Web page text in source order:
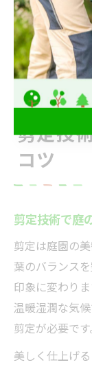
気に育ち続け
で庭を楽しめ
による定期的
ンを長く楽し
剪定技
コツ
剪定技術で庭
剪定は庭園の
葉のバランス
印象に変わり
温暖湿潤な気
剪定が必要です
美しく仕上げ